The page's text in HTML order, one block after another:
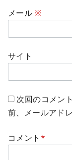
メール ※
サイト
次回のコメン
前、メールアド
コメント *